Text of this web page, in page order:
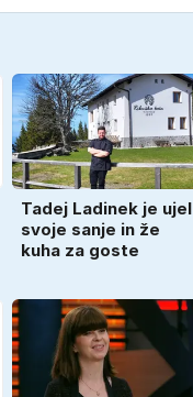
Tadej Ladinek je ujel
svoje sanje in že
kuha za goste